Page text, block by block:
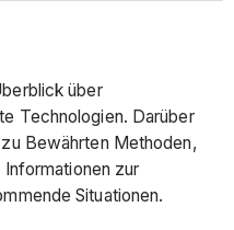
über
Technologien. Darüber
Bewährten Methoden,
zur
Situationen.